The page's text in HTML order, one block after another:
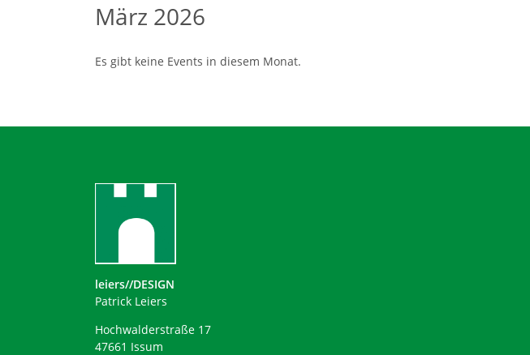
März 2026
Es gibt keine Events in diesem Monat.
leiers//DESIGN
Patrick Leiers
Hochwalderstraße 17
47661 Issum